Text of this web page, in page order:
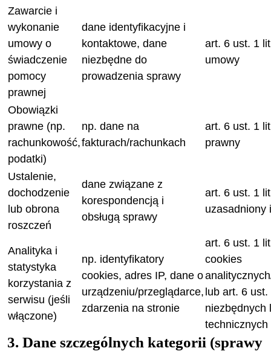
Zawarcie i
wykonanie
umowy o
świadczenie
pomocy
prawnej
dane identyfikacyjne i
kontaktowe, dane
niezbędne do
prowadzenia sprawy
art. 6 ust. 1
umowy
Obowiązki
prawne (np.
rachunkowość,
podatki)
np. dane na
fakturach/rachunkach
art. 6 ust. 1
prawny
Ustalenie,
dochodzenie
lub obrona
roszczeń
dane związane z
korespondencją i
obsługą sprawy
art. 6 ust. 1
uzasadniony
Analityka i
statystyka
korzystania z
serwisu (jeśli
włączone)
np. identyfikatory
cookies, adres IP, dane o
urządzeniu/przeglądarce,
zdarzenia na stronie
art. 6 ust. 1
cookies
lub art. 6
niezbędnych
technicznych
3. Dane szczególnych kategorii (sprawy